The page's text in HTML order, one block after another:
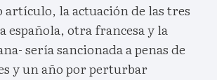
artículo, la actuación de las tres
española, otra francesa y la
sería sancionada a penas de
y un año por perturbar